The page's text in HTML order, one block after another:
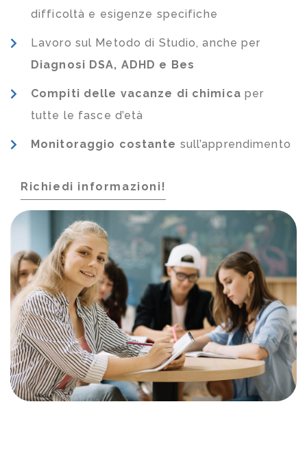
difficoltà e esigenze specifiche
Lavoro sul Metodo di Studio, anche per
Diagnosi DSA, ADHD e Bes
Compiti delle vacanze di chimica per
tutte le fasce d’età
Monitoraggio costante sull’apprendimento
Richiedi informazioni!